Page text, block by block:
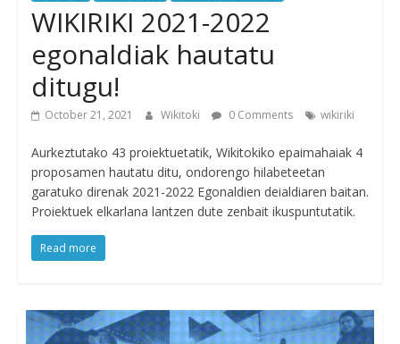
WIKIRIKI 2021-2022
egonaldiak hautatu
ditugu!
October 21, 2021 Wikitoki 0 Comments wikiriki
Aurkeztutako 43 proiektuetatik, Wikitokiko epaimahaiak 4
proposamen hautatu ditu, ondorengo hilabeteetan
garatuko direnak 2021-2022 Egonaldien deialdiaren baitan.
Proiektuek elkarlana lantzen dute zenbait ikuspuntutatik.
Read more